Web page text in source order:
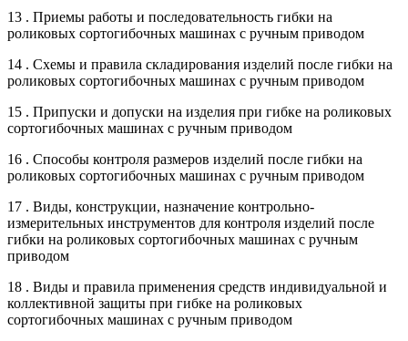
13 . Приемы работы и последовательность гибки на
роликовых сортогибочных машинах с ручным приводом
14 . Схемы и правила складирования изделий после гибки на
роликовых сортогибочных машинах с ручным приводом
15 . Припуски и допуски на изделия при гибке на роликовых
сортогибочных машинах с ручным приводом
16 . Способы контроля размеров изделий после гибки на
роликовых сортогибочных машинах с ручным приводом
17 . Виды, конструкции, назначение контрольно-
измерительных инструментов для контроля изделий после
гибки на роликовых сортогибочных машинах с ручным
приводом
18 . Виды и правила применения средств индивидуальной и
коллективной защиты при гибке на роликовых
сортогибочных машинах с ручным приводом